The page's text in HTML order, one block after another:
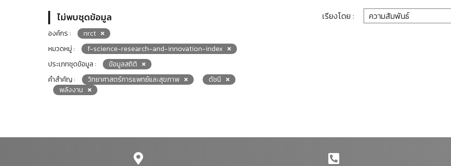
ไม่พบชุดข้อมูล
องค์กร :
nrct
หมวดหมู่ :
f-science-research-and-innovation-index
ประเภทชุดข้อมูล :
ข้อมูลสถิติ
คำสำคัญ :
วิทยาศาสตร์การแพทย์และสุขภาพ
ดัชนี
พลังงาน
เรียงโดย :